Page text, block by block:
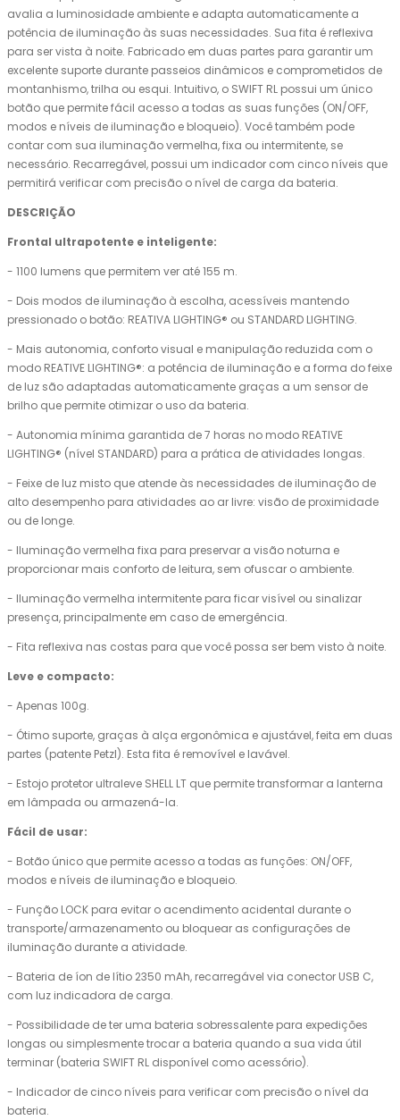
avalia a luminosidade ambiente e adapta automaticamente a
potência de iluminação às suas necessidades. Sua fita é reflexiva
para ser vista à noite. Fabricado em duas partes para garantir um
excelente suporte durante passeios dinâmicos e comprometidos de
montanhismo, trilha ou esqui. Intuitivo, o SWIFT RL possui um único
botão que permite fácil acesso a todas as suas funções (ON/OFF,
modos e níveis de iluminação e bloqueio). Você também pode
contar com sua iluminação vermelha, fixa ou intermitente, se
necessário. Recarregável, possui um indicador com cinco níveis que
permitirá verificar com precisão o nível de carga da bateria.
DESCRIÇÃO
Frontal ultrapotente e inteligente:
- 1100 lumens que permitem ver até 155 m.
- Dois modos de iluminação à escolha, acessíveis mantendo
pressionado o botão: REATIVA LIGHTING® ou STANDARD LIGHTING.
- Mais autonomia, conforto visual e manipulação reduzida com o
modo REATIVE LIGHTING®: a potência de iluminação e a forma do feixe
de luz são adaptadas automaticamente graças a um sensor de
brilho que permite otimizar o uso da bateria.
- Autonomia mínima garantida de 7 horas no modo REATIVE
LIGHTING® (nível STANDARD) para a prática de atividades longas.
- Feixe de luz misto que atende às necessidades de iluminação de
alto desempenho para atividades ao ar livre: visão de proximidade
ou de longe.
- Iluminação vermelha fixa para preservar a visão noturna e
proporcionar mais conforto de leitura, sem ofuscar o ambiente.
- Iluminação vermelha intermitente para ficar visível ou sinalizar
presença, principalmente em caso de emergência.
- Fita reflexiva nas costas para que você possa ser bem visto à noite.
Leve e compacto:
- Apenas 100g.
- Ótimo suporte, graças à alça ergonômica e ajustável, feita em duas
partes (patente Petzl). Esta fita é removível e lavável.
- Estojo protetor ultraleve SHELL LT que permite transformar a lanterna
em lâmpada ou armazená-la.
Fácil de usar:
- Botão único que permite acesso a todas as funções: ON/OFF,
modos e níveis de iluminação e bloqueio.
- Função LOCK para evitar o acendimento acidental durante o
transporte/armazenamento ou bloquear as configurações de
iluminação durante a atividade.
- Bateria de íon de lítio 2350 mAh, recarregável via conector USB C,
com luz indicadora de carga.
- Possibilidade de ter uma bateria sobressalente para expedições
longas ou simplesmente trocar a bateria quando a sua vida útil
terminar (bateria SWIFT RL disponível como acessório).
- Indicador de cinco níveis para verificar com precisão o nível da
bateria.